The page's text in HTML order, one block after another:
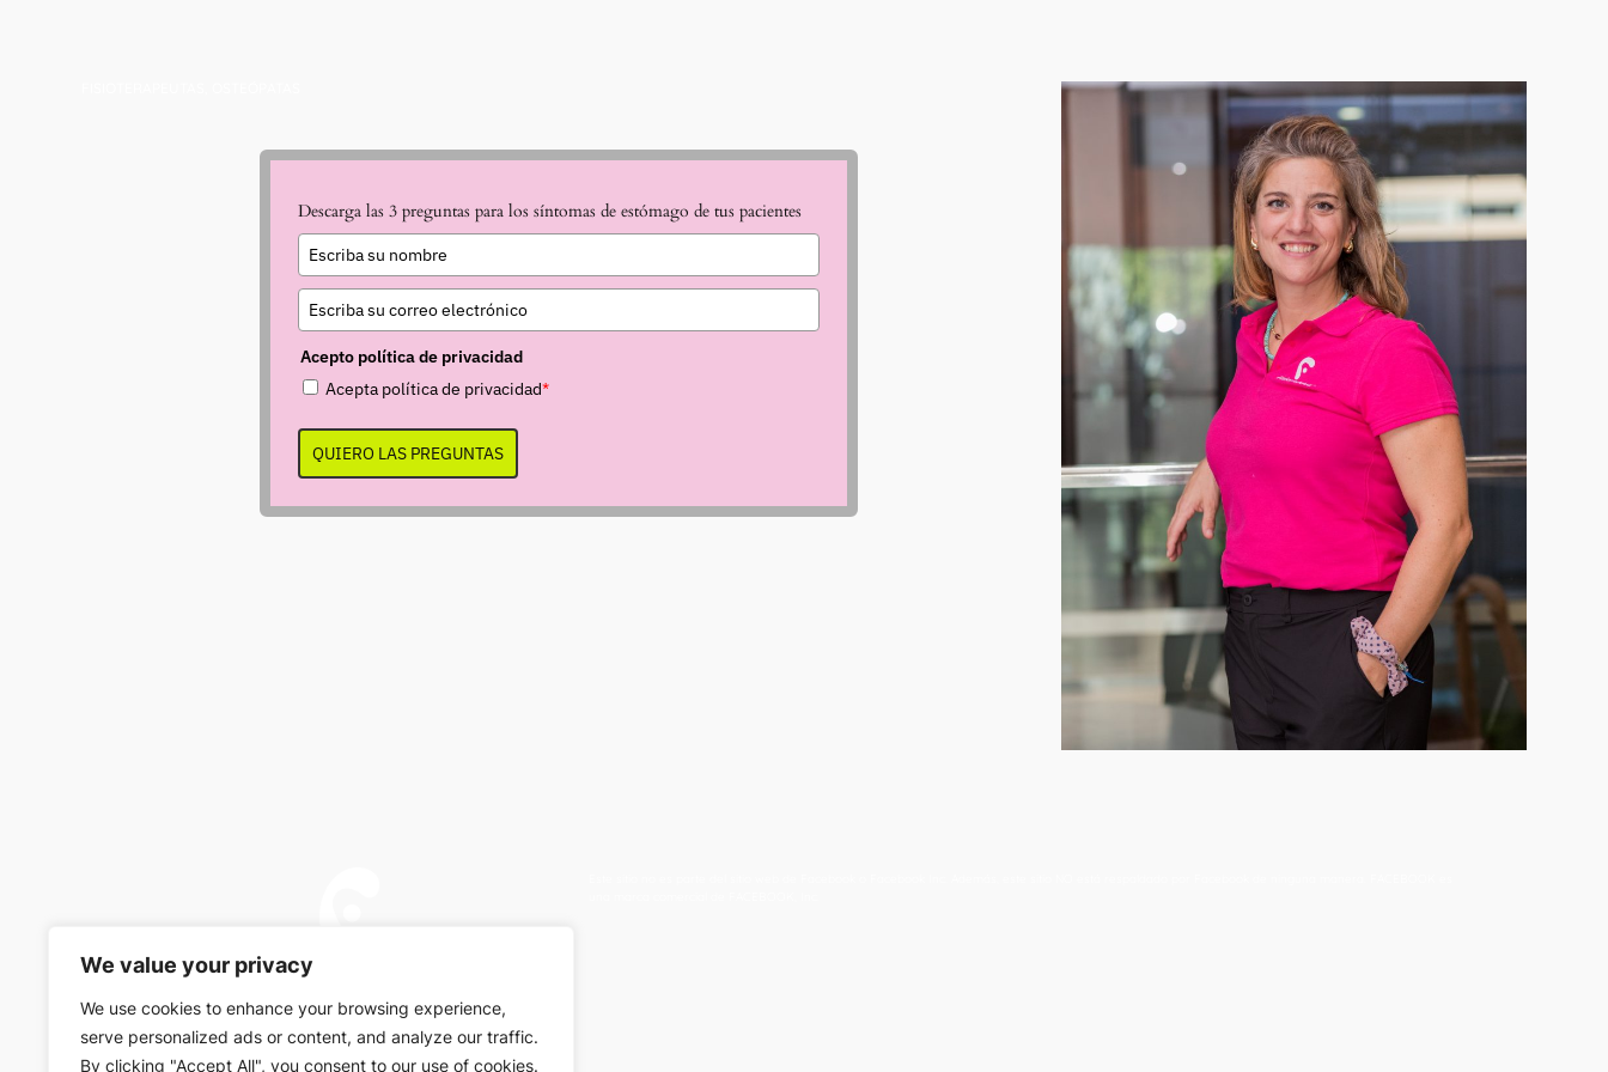
We value your privacy
We use cookies to enhance your browsing experience,
serve personalized ads or content, and analyze our traffic.
By clicking "Accept All", you consent to our use of cookies.
Descarga las 3 preguntas para los síntomas de estómago de tus pacientes
Acepto política de privacidad
Acepta política de privacidad*
QUIERO LAS PREGUNTAS